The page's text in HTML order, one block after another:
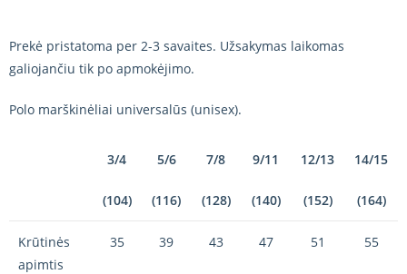
Prekė pristatoma per 2-3 savaites. Užsakymas laikomas
galiojančiu tik po apmokėjimo.
Polo marškinėliai universalūs (unisex).
3/4
(104)
5/6
(116)
7/8
(128)
9/11
(140)
12/13
(152)
14/15
(164)
Krūtinės
apimtis
35 39 43 47 51 55